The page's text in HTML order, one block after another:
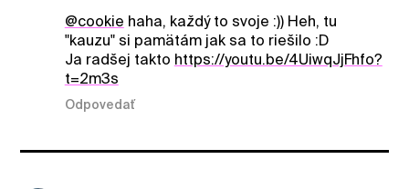
@cookie haha, každý to svoje :)) Heh, tu
"kauzu" si pamätám jak sa to riešilo :D
Ja radšej takto https://youtu.be/4UiwqJjFhfo?
t=2m3s
Odpovedať